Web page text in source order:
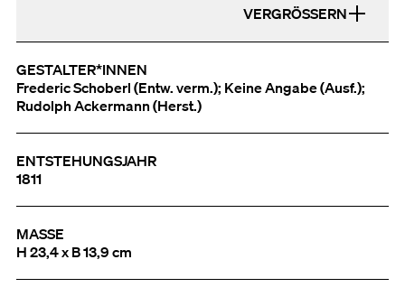
VERGRÖSSERN
GESTALTER*INNEN
Frederic Schoberl (Entw. verm.); Keine Angabe (Ausf.);
Rudolph Ackermann (Herst.)
ENTSTEHUNGSJAHR
1811
MASSE
H 23,4 x B 13,9 cm